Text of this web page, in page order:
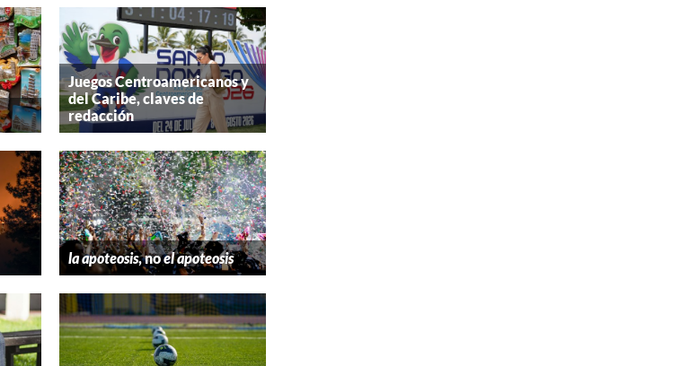
Juegos Centroamericanos y
del Caribe, claves de
redacción
la apoteosis, noel apoteosis